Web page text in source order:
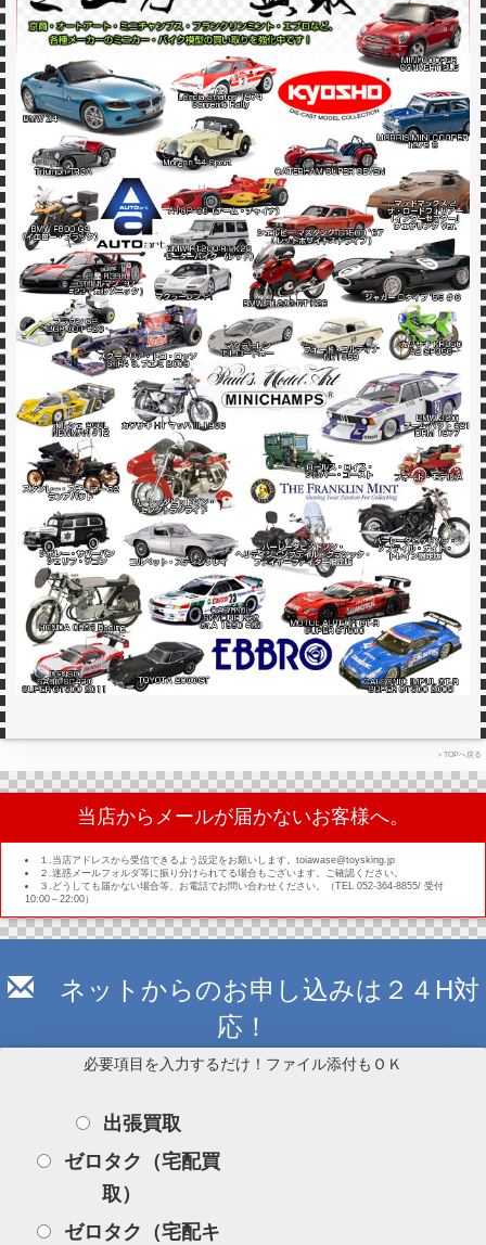
＞TOPへ戻る
当店からメールが届かないお客様へ。
１.当店アドレスから受信できるよう設定をお願いします。toiawase@toysking.jp
２.迷惑メールフォルダ等に振り分けられてる場合もございます。ご確認ください。
３.どうしても届かない場合等、お電話でお問い合わせください。（TEL 052-364-8855/ 受付
10:00～22:00）
ネットからのお申し込みは２４H対
応！
必要項目を入力するだけ！ファイル添付もＯＫ
出張買取
ゼロタク（宅配買
取）
ゼロタク（宅配キ